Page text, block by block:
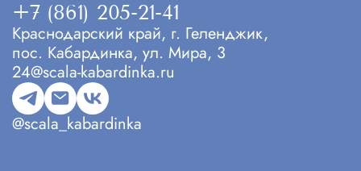
+7 (861) 205-21-41
Краснодарский край, г. Геленджик,
пос. Кабардинка, ул. Мира, 3
24@scala-kabardinka.ru
@scala_kabardinka